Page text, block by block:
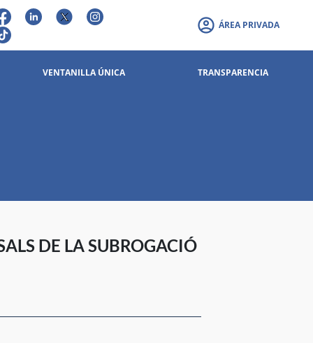
ÁREA PRIVADA
VENTANILLA ÚNICA TRANSPARENCIA
DE LA SUBROGACIÓ